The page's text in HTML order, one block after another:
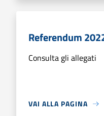
Referendum
Consulta gli allegati
VAI ALLA PAGINA